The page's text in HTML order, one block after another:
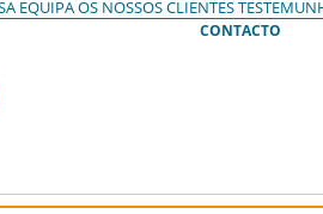
EQUIPAOS NOSSOS CLIENTES
CONTACTO